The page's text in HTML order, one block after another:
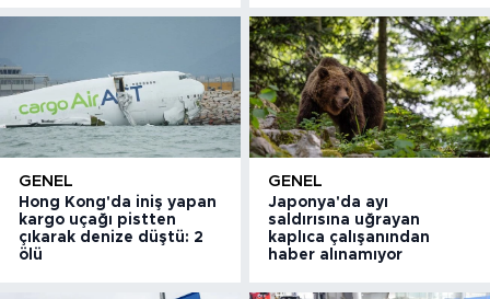
GENEL
Hong Kong'da iniş yapan
kargo uçağı pistten
çıkarak denize düştü: 2
ölü
GENEL
Japonya'da ayı
saldırısına uğrayan
kaplıca çalışanından
haber alınamıyor